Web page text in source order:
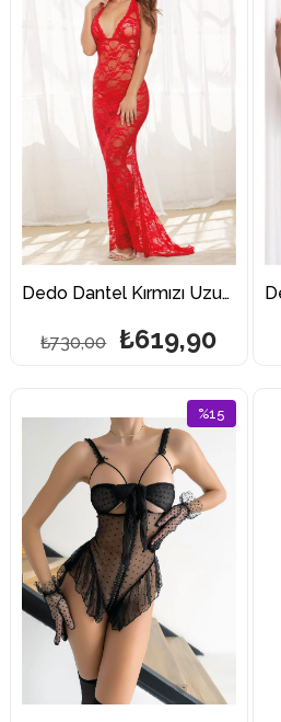
Dedo Dantel Kırmızı Uzun Fantazi Gecelik Takımları
₺619,90
₺730,00
%15
İndirim
%15İndirim